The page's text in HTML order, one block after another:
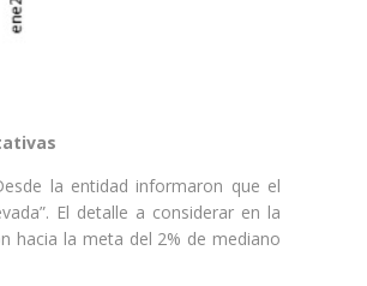
la entidad informaron que el
El detalle a considerar en la
hacia la meta del 2% de mediano